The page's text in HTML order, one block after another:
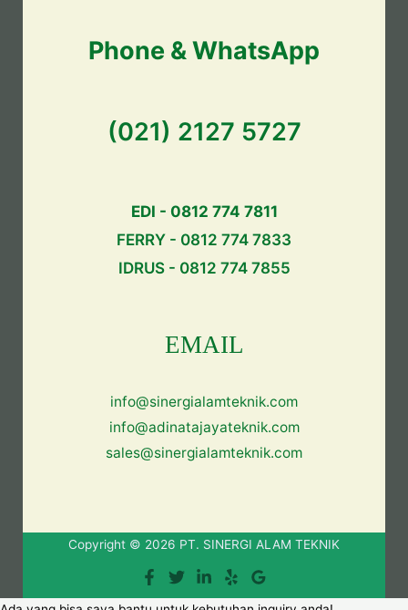
Phone & WhatsApp
(021) 2127 5727
EDI - 0812 774 7811
FERRY - 0812 774 7833
IDRUS - 0812 774 7855
EMAIL
info@sinergialamteknik.com
info@adinatajayateknik.com
sales@sinergialamteknik.com
Copyright © 2026 PT. SINERGI ALAM TEKNIK